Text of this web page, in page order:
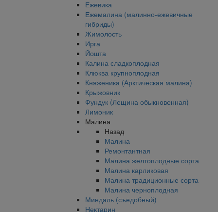
Ежевика
Ежемалина (малинно-ежевичные
гибриды)
Жимолость
Ирга
Йошта
Калина сладкоплодная
Клюква крупноплодная
Княженика (Арктическая малина)
Крыжовник
Фундук (Лещина обыкновенная)
Лимоник
Малина
Назад
Малина
Ремонтантная
Малина желтоплодные сорта
Малина карликовая
Малина традиционные сорта
Малина черноплодная
Миндаль (съедобный)
Нектарин